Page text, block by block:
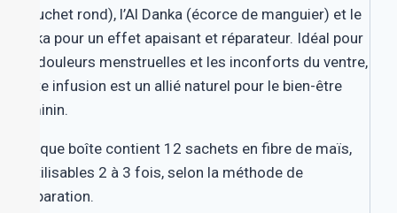
(souchet rond), l’Al Danka (écorce de manguier) et le
djeka pour un effet apaisant et réparateur. Idéal pour
les douleurs menstruelles et les inconforts du ventre,
cette infusion est un allié naturel pour le bien-être
féminin.
Chaque boîte contient 12 sachets en fibre de maïs,
réutilisables 2 à 3 fois, selon la méthode de
préparation.